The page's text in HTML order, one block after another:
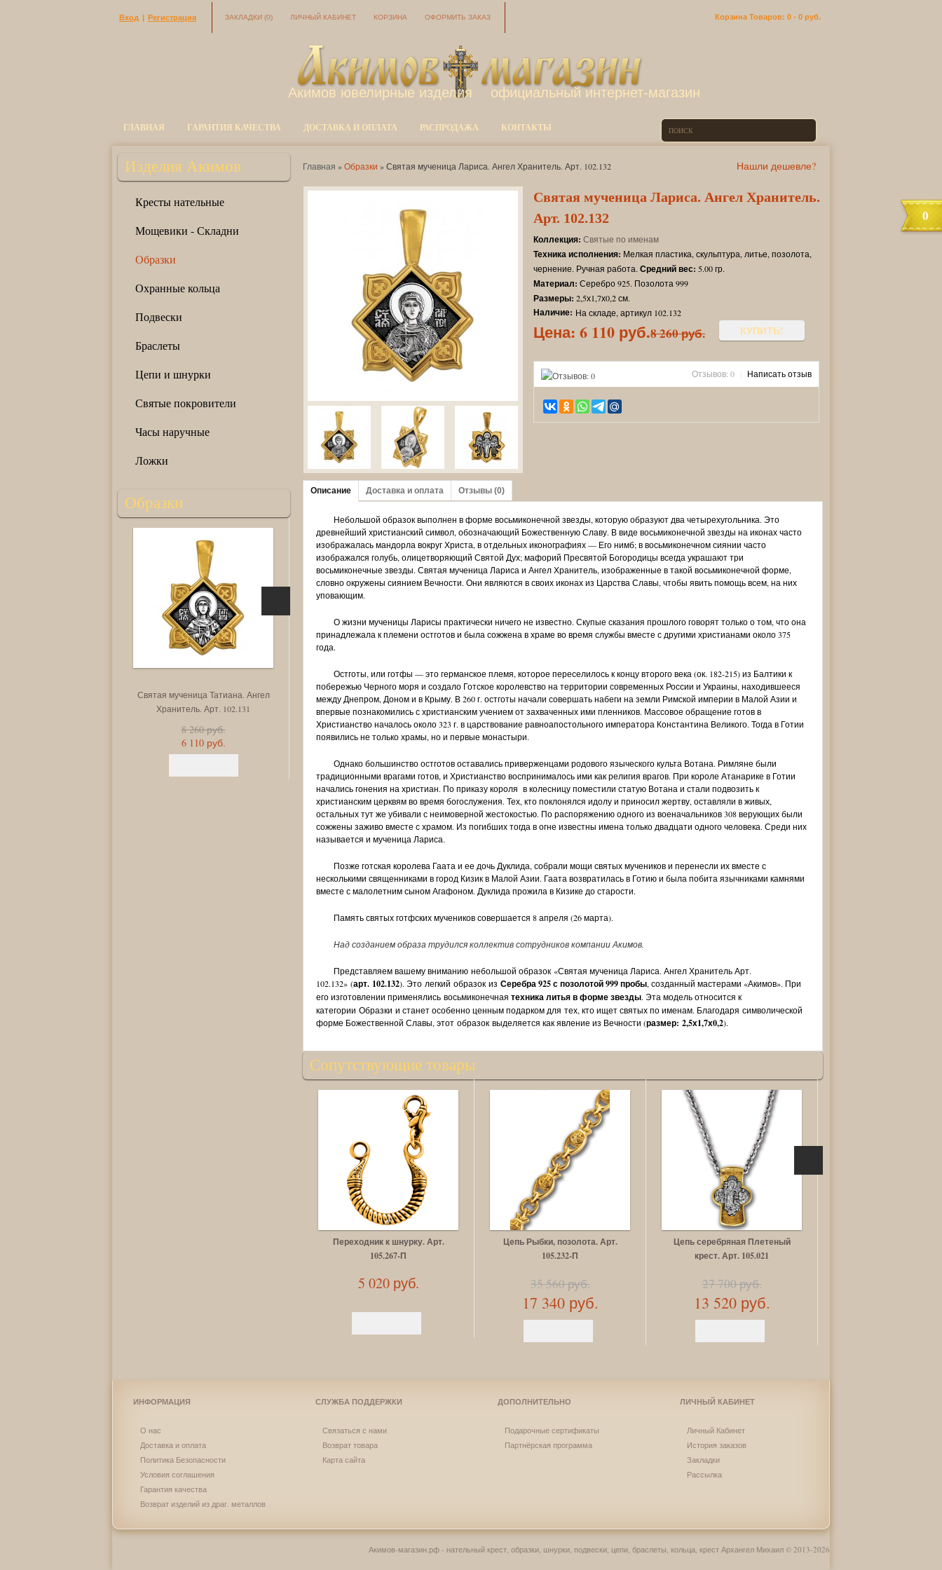
Вход | Регистрация ЗАКЛАДКИ (0) ЛИЧНЫЙ КАБИНЕТ КОРЗИНА ОФОРМИТЬ ЗАКАЗ Корзина Товаров: 0 - 0 руб.
Акимов ювелирные изделия официальный интернет-магазин
ГЛАВНАЯ ГАРАНТИЯ КАЧЕСТВА ДОСТАВКА И ОПЛАТА РАСПРОДАЖА КОНТАКТЫ
Изделия Акимов
Кресты нательные
Мощевики - Складни
Образки
Охранные кольца
Подвески
Браслеты
Цепи и шнурки
Святые покровители
Часы наручные
Ложки
Образки
Святая мученица Татиана. Ангел
Хранитель. Арт. 102.131
8 260 руб.
6 110 руб.
Святая мученица Наталия. Ангел
Хранитель. Арт. 102.130
8 260 руб.
6 110 руб.
Святая блаженная Ксения
Петербургская. Ангел Хранитель.
Арт. 102.126
8 260 руб.
Святая великомученица Варвара.
Ангел Хранитель. Арт. 102.133
8 260 руб.
0
Главная »Образки » Святая мученица Лариса. Ангел Хранитель. Арт. 102.132
Святая мученица Лариса. Ангел Хранитель.
Арт. 102.132
Коллекция: Святые по именам
Техника исполнения: Мелкая пластика, скульптура, литье, позолота,
чернение. Ручная работа. Средний вес: 5.00 гр.
Материал: Серебро 925. Позолота 999
Размеры: 2,5х1,7х0,2 см.
Наличие: На складе, артикул 102.132
Цена: 6 110 руб.8 260 руб.
Нашли дешевле?
КУПИТЬ!
Отзывов: 0 Написать отзыв
Описание Доставка и оплата Отзывы (0)
Небольшой образок выполнен в форме восьмиконечной звезды, которую образуют два четырехугольника. Это
древнейший христианский символ, обозначающий Божественную Славу. В виде восьмиконечной звезды на иконах часто
изображалась мандорла вокруг Христа, в отдельных иконографиях — Его нимб; в восьмиконечном сиянии часто
изображался голубь, олицетворяющий Святой Дух; мафорий Пресвятой Богородицы всегда украшают три
восьмиконечные звезды. Святая мученица Лариса и Ангел Хранитель, изображенные в такой восьмиконечной форме,
словно окружены сиянием Вечности. Они являются в своих иконах из Царства Славы, чтобы явить помощь всем, на них
уповающим.
О жизни мученицы Ларисы практически ничего не известно. Скупые сказания прошлого говорят только о том, что она
принадлежала к племени остготов и была сожжена в храме во время службы вместе с другими христианами около 375
года.
Остготы, или готфы — это германское племя, которое переселилось к концу второго века (ок. 182-215) из Балтики к
побережью Черного моря и создало Готское королевство на территории современных России и Украины, находившееся
между Днепром, Доном и в Крыму. В 260 г. остготы начали совершать набеги на земли Римской империи в Малой Азии и
впервые познакомились с христианским учением от захваченных ими пленников. Массовое обращение готов в
Христианство началось около 323 г. в царствование равноапостольного императора Константина Великого. Тогда в Готии
появились не только храмы, но и первые монастыри.
Однако большинство остготов оставались приверженцами родового языческого культа Вотана. Римляне были
традиционными врагами готов, и Христианство воспринималось ими как религия врагов. При короле Атанарике в Готии
начались гонения на христиан. По приказу короля в колесницу поместили статую Вотана и стали подвозить к
христианским церквям во время богослужения. Тех, кто поклонялся идолу и приносил жертву, оставляли в живых,
остальных тут же убивали с неимоверной жестокостью. По распоряжению одного из военачальников 308 верующих были
сожжены заживо вместе с храмом. Из погибших тогда в огне известны имена только двадцати одного человека. Среди них
называется и мученица Лариса.
Позже готская королева Гаата и ее дочь Дуклида, собрали мощи святых мучеников и перенесли их вместе с
несколькими священниками в город Кизик в Малой Азии. Гаата возвратилась в Готию и была побита язычниками камнями
вместе с малолетним сыном Агафоном. Дуклида прожила в Кизике до старости.
Память святых готфских мучеников совершается 8 апреля (26 марта).
Над созданием образа трудился коллектив сотрудников компании Акимов.
Представляем вашему вниманию небольшой образок «Святая мученица Лариса. Ангел Хранитель Арт.
102.132» (арт. 102.132). Это легкий образок из Серебра 925 с позолотой 999 пробы, созданный мастерами «Акимов». При
его изготовлении применялись восьмиконечная техника литья в форме звезды. Эта модель относится к
категории Образки и станет особенно ценным подарком для тех, кто ищет святых по именам. Благодаря символической
форме Божественной Славы, этот образок выделяется как явление из Вечности (размер: 2,5х1,7х0,2).
Сопутствующие товары
Переходник к шнурку. Арт.
105.267-П
5 020 руб.
Цепь Рыбки, позолота. Арт.
105.232-П
35 560 руб.
17 340 руб.
Цепь серебряная Плетеный
крест. Арт. 105.021
27 700 руб.
13 520 руб.
ИНФОРМАЦИЯ
О нас
Доставка и оплата
Политика Безопасности
Условия соглашения
Гарантия качества
Возврат изделий из драг. металлов
СЛУЖБА ПОДДЕРЖКИ
Связаться с нами
Возврат товара
Карта сайта
ДОПОЛНИТЕЛЬНО
Подарочные сертификаты
Партнёрская программа
ЛИЧНЫЙ КАБИНЕТ
Личный Кабинет
История заказов
Закладки
Рассылка
Акимов-магазин.рф - нательный крест, образки, шнурки, подвески, цепи, браслеты, кольца, крест Архангел Михаил © 2013-2026